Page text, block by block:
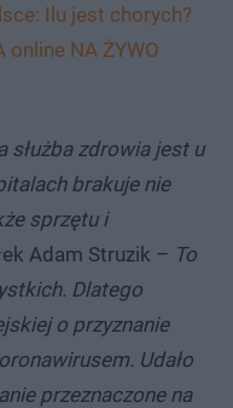
Ilu jest chorych?
online NA ŻYWO
służba zdrowia jest u
brakuje nie
sprzętu i
Adam Struzik – To
Dlatego
o przyznanie
Udało
przeznaczone na